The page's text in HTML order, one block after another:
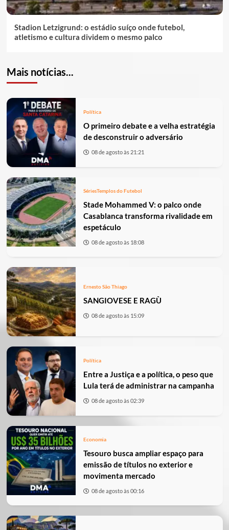
Stadion Letzigrund: o estádio suíço onde futebol,
atletismo e cultura dividem o mesmo palco
Mais notícias...
Política
O primeiro debate e a velha estratégia
de desconstruir o adversário
08 de agosto às 21:21
SériesTemplos do Futebol
Stade Mohammed V: o palco onde
Casablanca transforma rivalidade em
espetáculo
08 de agosto às 18:08
Ernesto São Thiago
SANGIOVESE E RAGÙ
08 de agosto às 15:09
Política
Entre a Justiça e a política, o peso que
Lula terá de administrar na campanha
08 de agosto às 02:39
Economia
Tesouro busca ampliar espaço para
emissão de títulos no exterior e
movimenta mercado
08 de agosto às 00:16